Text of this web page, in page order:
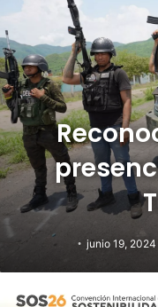
junio 19, 2024